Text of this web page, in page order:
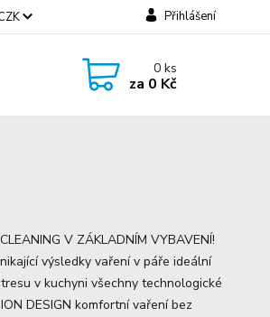
Přihlášení
0ks
za 0 Kč
V ZÁKLADNÍM VYBAVENÍ!
výsledky vaření v páře ideální
v kuchyni všechny technologické
DESIGN komfortní vaření bez